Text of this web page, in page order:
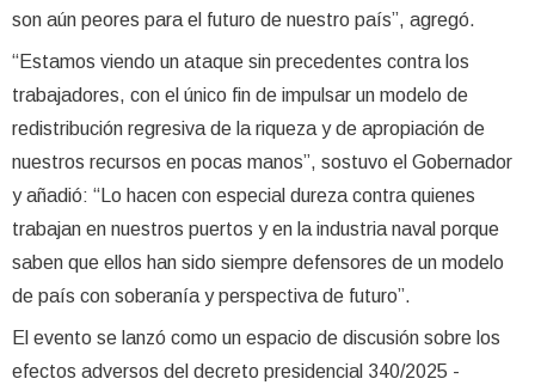
son aún peores para el futuro de nuestro país”, agregó.
“Estamos viendo un ataque sin precedentes contra los
trabajadores, con el único fin de impulsar un modelo de
redistribución regresiva de la riqueza y de apropiación de
nuestros recursos en pocas manos”, sostuvo el Gobernador
y añadió: “Lo hacen con especial dureza contra quienes
trabajan en nuestros puertos y en la industria naval porque
saben que ellos han sido siempre defensores de un modelo
de país con soberanía y perspectiva de futuro”.
El evento se lanzó como un espacio de discusión sobre los
efectos adversos del decreto presidencial 340/2025 -